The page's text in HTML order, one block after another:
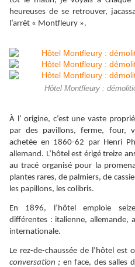
heureuses de se retrouver,
l’arrêt « Montfleury ».
Hôtel Montfleury :
À l’ origine, c’est une vaste
par des pavillons, ferme, four,
achetée en 1860-62 par Henri
allemand. L’hôtel est érigé treize
au tracé organisé pour la
plantes rares, de palmiers, de
les papillons, les colibris.
En 1896, l’hôtel emploie
différentes : italienne, allemande,
internationale.
Le rez-de-chaussée de l’hôtel est
conversation ; en face, des salles